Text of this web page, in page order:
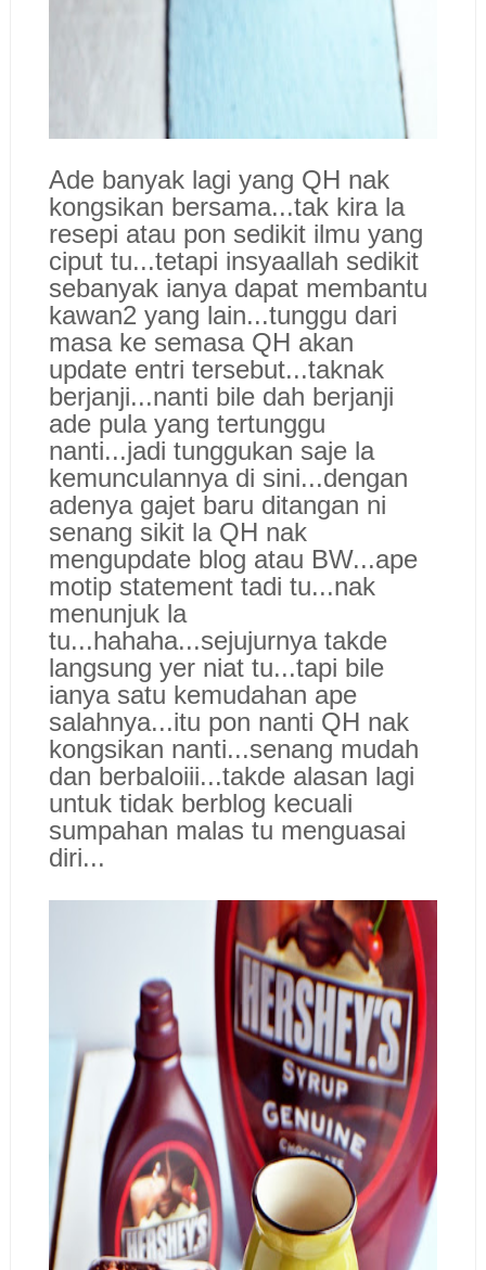
Ade banyak lagi yang QH nak
kongsikan bersama...tak kira la
resepi atau pon sedikit ilmu yang
ciput tu...tetapi insyaallah sedikit
sebanyak ianya dapat membantu
kawan2 yang lain...tunggu dari
masa ke semasa QH akan
update entri tersebut...taknak
berjanji...nanti bile dah berjanji
ade pula yang tertunggu
nanti...jadi tunggukan saje la
kemunculannya di sini...dengan
adenya gajet baru ditangan ni
senang sikit la QH nak
mengupdate blog atau BW...ape
motip statement tadi tu...nak
menunjuk la
tu...hahaha...sejujurnya takde
langsung yer niat tu...tapi bile
ianya satu kemudahan ape
salahnya...itu pon nanti QH nak
kongsikan nanti...senang mudah
dan berbaloiii...takde alasan lagi
untuk tidak berblog kecuali
sumpahan malas tu menguasai
diri...